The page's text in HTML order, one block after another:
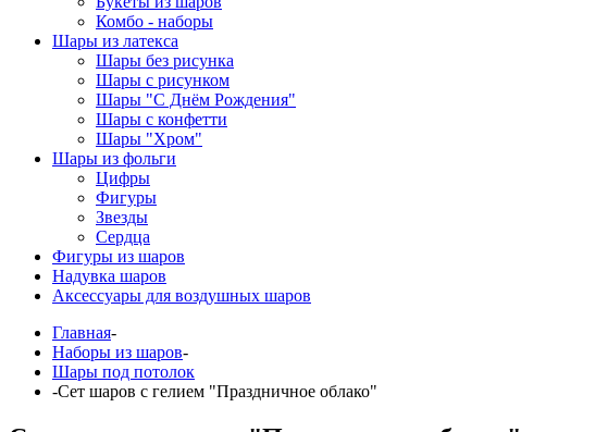
Комбо - наборы
Шары из латекса
Шары без рисунка
Шары с рисунком
Шары "С Днём Рождения"
Шары с конфетти
Шары "Хром"
Шары из фольги
Цифры
Фигуры
Звезды
Сердца
Фигуры из шаров
Надувка шаров
Аксессуары для воздушных шаров
Главная-
Наборы из шаров-
Шары под потолок
-Сет шаров с гелием "Праздничное облако"